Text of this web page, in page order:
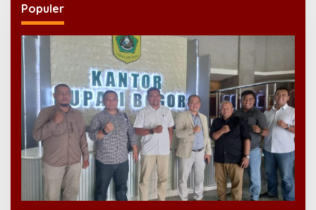
Populer